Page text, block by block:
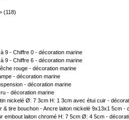
(118)
9 - Chiffre 0 - décoration marine
9 - Chiffre 6 - décoration marine
rouge - décoration marine
- décoration marine
- décoration marine
- décoration marine
nickelé Ø: 7 3cm H: 1 3cm avec étui cuir -
& tire bouchon - Ancre laiton nickelé 9x13x1 5cm -
embout laiton chromé H: 7 5cm Ø: 4 5cm -